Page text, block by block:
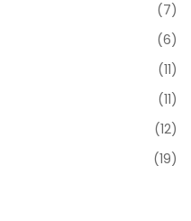
(7)
(6)
(11)
(11)
(12)
(19)